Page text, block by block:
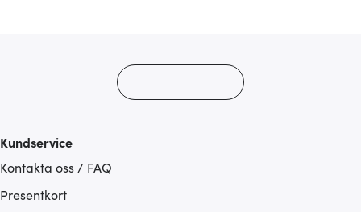
Kundservice
Kontakta oss / FAQ
Presentkort